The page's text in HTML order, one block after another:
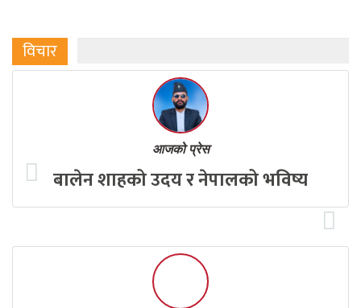
विचार
आजको प्रेस
बालेन शाहको उदय र नेपालको भविष्य